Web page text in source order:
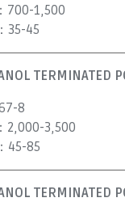
700-1,500
35-45
TERMINATED
8
2,000-3,500
45-85
TERMINATED